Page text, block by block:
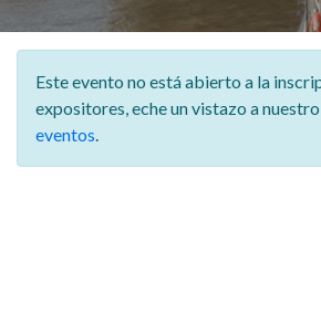
Este evento no está abierto a la
expositores,eche un vistazo a nuestro
eventos.